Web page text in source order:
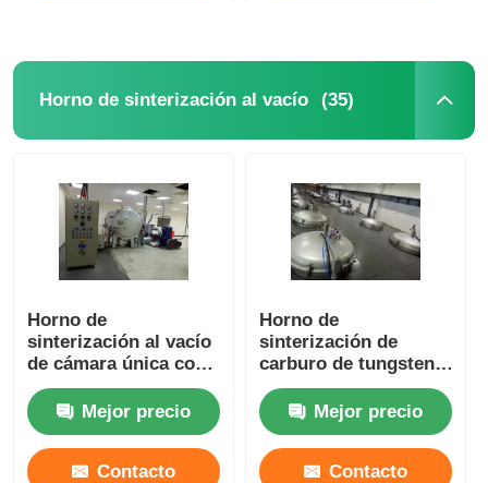
Horno de sinterización al vacío (35)
Horno de
sinterización al vacío
de cámara única con
estructura vertical
compactaMejor precio
Contacto
Horno de
sinterización de
carburo de tungsteno
industrial / Horno de
grafitización grande
Mejor precio
Contacto